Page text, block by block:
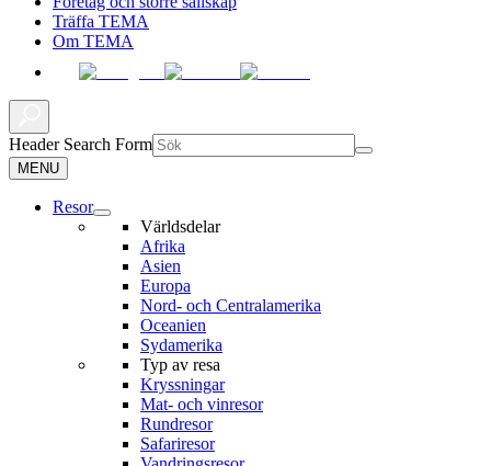
Träffa TEMA
Om TEMA
Header Search Form
MENU
Resor
Världsdelar
Afrika
Asien
Europa
Nord- och Centralamerika
Oceanien
Sydamerika
Typ av resa
Kryssningar
Mat- och vinresor
Rundresor
Safariresor